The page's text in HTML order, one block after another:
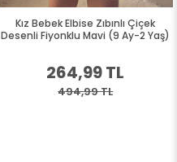
Kız Bebek Elbise Zıbınlı Çiçek
Desenli Fiyonklu Mavi (9 Ay-2 Yaş)
264,99 TL
494,99 TL